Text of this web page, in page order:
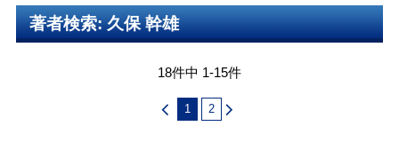
著者検索: 久保 幹雄
18件中 1-15件
1 2